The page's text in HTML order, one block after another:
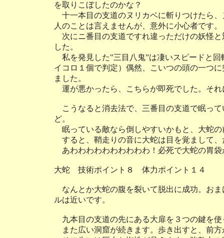
を取りこぼしたのかな？
十一本目の支道のヌリカベに斬りつけたら
人のことは言えませんが、意外に小心者です。
次にニ番目の支道ですれ違っただけの妖怪
した。
私を発見した‟三目八鬼”は凄いスピードと
イコロ１個で判定）偶然、こいつの頭の一つ
ました。
運が悪かったら、こちらが即死でした。そ
こうなると消去法で、三番目の支道で眠っ
ど。
眠っている敵なら倒しやすいかもと、大蛇の
すると、鞘走りの音に大蛇は目を覚まして
あわわわわわわわわわわ！必死で大蛇の胃袋
大蛇 技術ポイント８ 体力ポイント１４
なんとか大蛇の腹を裂いて脱出に成功。お
ルは近いです。
九本目の支道の先にある大扉を３つの鍵を使
また広い洞窟が続きます。歩き出すと、前